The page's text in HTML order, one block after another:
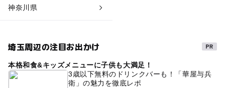
神奈川県
埼玉周辺の注目お出かけ
本格和食&キッズメニューに子供も大満足！
3歳以下無料のドリンクバーも！「華屋与兵
衛」の魅力を徹底レポ